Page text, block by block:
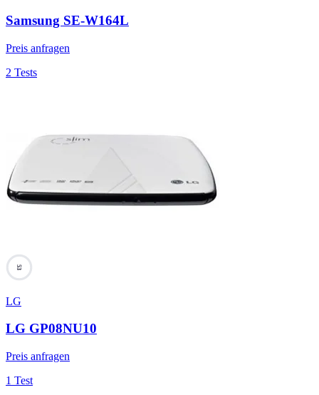
Samsung SE-W164L
Preis anfragen
2 Tests
53
LG
LG GP08NU10
Preis anfragen
1 Test